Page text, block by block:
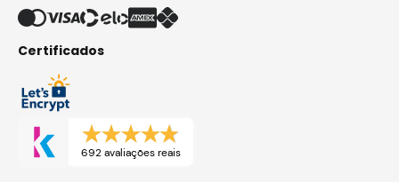
Certificados
692 avaliações reais